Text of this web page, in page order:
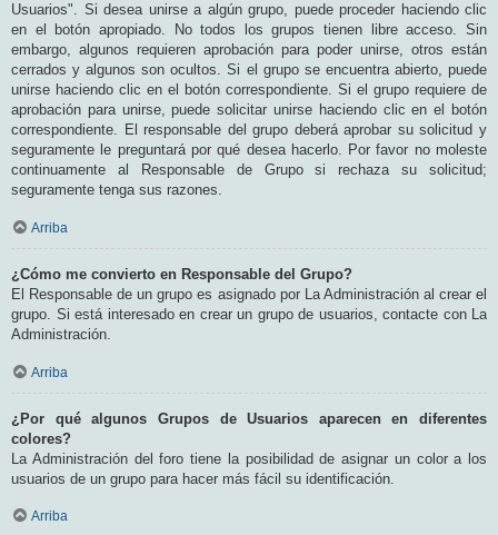
Usuarios". Si desea unirse a algún grupo, puede proceder haciendo clic
en el botón apropiado. No todos los grupos tienen libre acceso. Sin
embargo, algunos requieren aprobación para poder unirse, otros están
cerrados y algunos son ocultos. Si el grupo se encuentra abierto, puede
unirse haciendo clic en el botón correspondiente. Si el grupo requiere de
aprobación para unirse, puede solicitar unirse haciendo clic en el botón
correspondiente. El responsable del grupo deberá aprobar su solicitud y
seguramente le preguntará por qué desea hacerlo. Por favor no moleste
continuamente al Responsable de Grupo si rechaza su solicitud;
seguramente tenga sus razones.
Arriba
¿Cómo me convierto en Responsable del Grupo?
El Responsable de un grupo es asignado por La Administración al crear el
grupo. Si está interesado en crear un grupo de usuarios, contacte con La
Administración.
Arriba
¿Por qué algunos Grupos de Usuarios aparecen en diferentes
colores?
La Administración del foro tiene la posibilidad de asignar un color a los
usuarios de un grupo para hacer más fácil su identificación.
Arriba